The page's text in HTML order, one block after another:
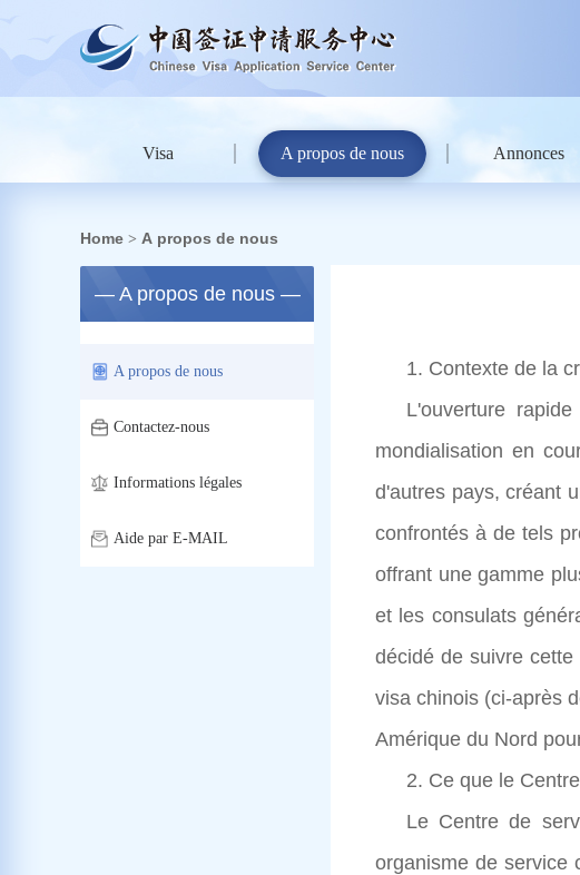
Visa A propos de nous Annonces
Home > A propos de nous
— A propos de nous —
A propos de nous
Contactez-nous
Informations légales
Aide par E-MAIL
1. Contexte de la
L'ouverture
mondialisation en
d'autres pays, créant
confrontés à de tels
offrant une gamme
et les consulats
décidé de suivre
visa chinois (ci-après
Amérique du Nord
2. Ce que le
Le Centre de
organisme de service